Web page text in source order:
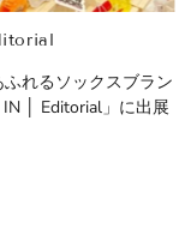
れるソックスブラン
IN │ Editorial」に出展